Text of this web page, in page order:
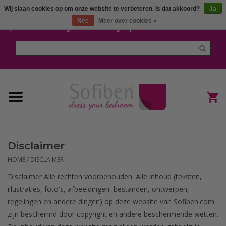
Gratis verzending naar Post.nl afgiftepunt
Mijn account / Registreren
Dekbedovertrekken
(Hoes) Laken en Lakensets
Sofiben Outlet
Sofiben BLOG
Disclaimer
HOME/ DISCLAIMER
Disclaimer Alle rechten voorbehouden. Alle inhoud (teksten,
illustraties, foto's, afbeeldingen, bestanden, ontwerpen,
regelingen en andere dingen) op deze website van Sofiben.com
zijn beschermd door copyright en andere beschermende wetten.
Wij slaan cookies op om onze website te verbeteren. Is dat akkoord?
Ja
Nee
Meer over cookies »